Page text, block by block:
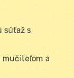
súťaž s
mučiteľom a